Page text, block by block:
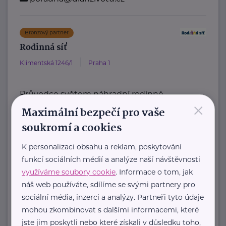
Bronzový partner
Rodinná síť
Klimentská 1246/1 Praha 1
Průvodce světem náhradní rodinné
péče v ČR
Portál Rodinná síť je přední
https://rodinnasit.cz/
info@rodinnasit.cz
Tereza Derkačová
Krkonošská 153 Vrchlabí
×
Maximální bezpečí pro vaše
soukromí a cookies
K personalizaci obsahu a reklam, poskytování
funkcí sociálních médií a analýze naší návštěvnosti
využíváme soubory cookie. Informace o tom, jak
náš web používáte, sdílíme se svými partnery pro
sociální média, inzerci a analýzy. Partneři tyto údaje
mohou zkombinovat s dalšími informacemi, které
jste jim poskytli nebo které získali v důsledku toho,